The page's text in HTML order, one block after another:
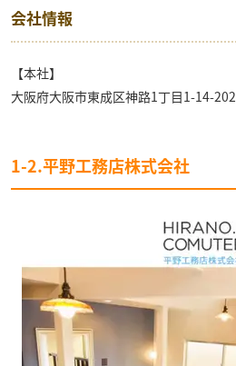
会社情報
【本社】
大阪府大阪市東成区神路1丁目1-14-202
1-2.平野工務店株式会社